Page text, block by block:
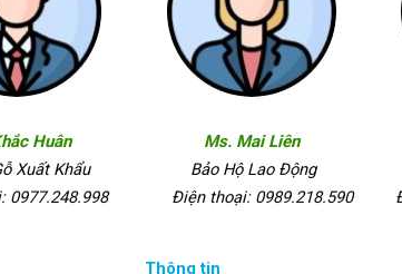
Huân
Xuất Khẩu
0977.248.998
Ms. Mai Liên
Bảo Hộ Lao Động
Điện thoại: 0989.218.590
Thông tin